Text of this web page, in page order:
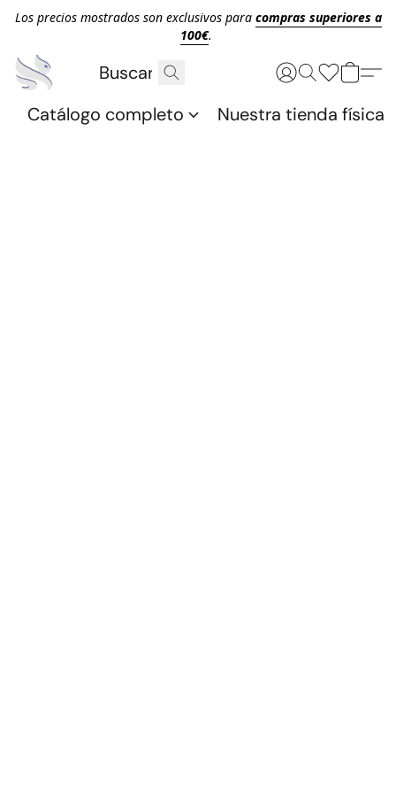
Los precios mostrados son exclusivos para compras superiores a
100€.
Catálogo completo Nuestra tienda física